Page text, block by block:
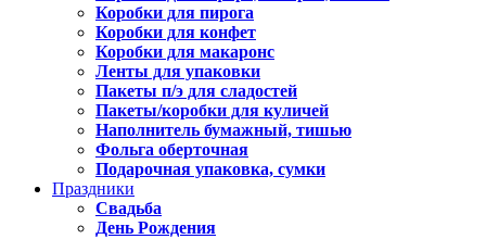
Коробки для пирога
Коробки для конфет
Коробки для макаронс
Ленты для упаковки
Пакеты п/э для сладостей
Пакеты/коробки для куличей
Наполнитель бумажный, тишью
Фольга оберточная
Подарочная упаковка, сумки
Праздники
Свадьба
День Рождения